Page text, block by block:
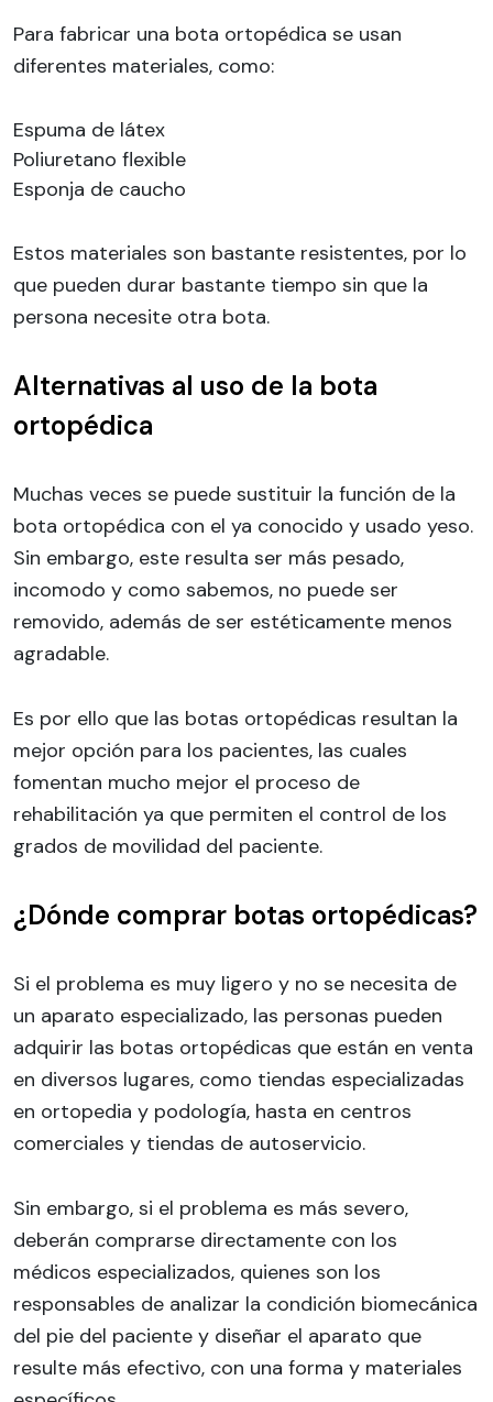
Para fabricar una bota ortopédica se usan
diferentes materiales, como:
Espuma de látex
Poliuretano flexible
Esponja de caucho
Estos materiales son bastante resistentes, por lo
que pueden durar bastante tiempo sin que la
persona necesite otra bota.
Alternativas al uso de la bota
ortopédica
Muchas veces se puede sustituir la función de la
bota ortopédica con el ya conocido y usado yeso.
Sin embargo, este resulta ser más pesado,
incomodo y como sabemos, no puede ser
removido, además de ser estéticamente menos
agradable.
Es por ello que las botas ortopédicas resultan la
mejor opción para los pacientes, las cuales
fomentan mucho mejor el proceso de
rehabilitación ya que permiten el control de los
grados de movilidad del paciente.
¿Dónde comprar botas ortopédicas?
Si el problema es muy ligero y no se necesita de
un aparato especializado, las personas pueden
adquirir las botas ortopédicas que están en venta
en diversos lugares, como tiendas especializadas
en ortopedia y podología, hasta en centros
comerciales y tiendas de autoservicio.
Sin embargo, si el problema es más severo,
deberán comprarse directamente con los
médicos especializados, quienes son los
responsables de analizar la condición biomecánica
del pie del paciente y diseñar el aparato que
resulte más efectivo, con una forma y materiales